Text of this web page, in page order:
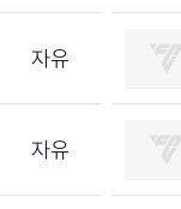
자유
자유